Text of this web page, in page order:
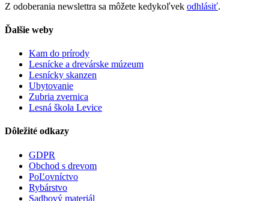
Z odoberania newslettra sa môžete kedykoľvek odhlásiť.
Ďalšie weby
Kam do prírody
Lesnícke a drevárske múzeum
Lesnícky skanzen
Ubytovanie
Zubria zvernica
Lesná škola Levice
Dôležité odkazy
GDPR
Obchod s drevom
PoĽovníctvo
Rybárstvo
Sadbový materiál